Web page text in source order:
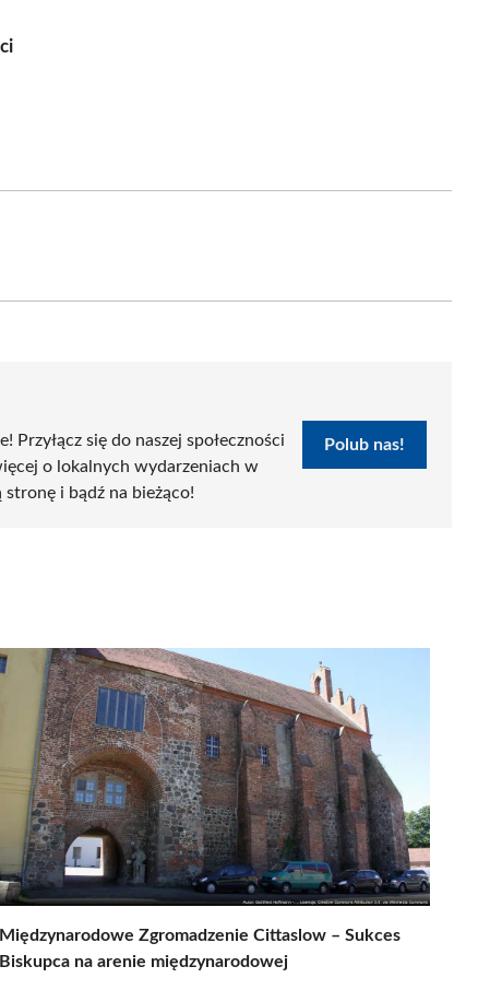
się do naszej społeczności
o lokalnych wydarzeniach w
i bądź na bieżąco!
Polub nas!
Międzynarodowe Zgromadzenie Cittaslow – Sukces
Biskupca na arenie międzynarodowej